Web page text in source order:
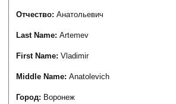
Отчество:Анатольевич
Last Name:Artemev
First Name:Vladimir
Middle Name:Anatolevich
Город: Воронеж